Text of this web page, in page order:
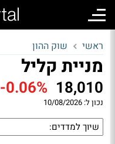
ראשי שוק ההון
מניית קליל
18,010
-0.06%
נכון ל: 10/08/2026